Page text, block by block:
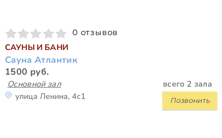
0 отзывов
САУНЫ И БАНИ
Сауна Атлантик
1500 руб.
Основной зал всего 2 зала
Позвонить
улица Ленина, 4с1